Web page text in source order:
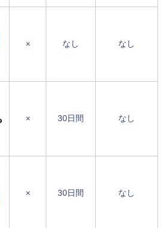
× なし なし
× 30日間 なし
× 30日間 なし